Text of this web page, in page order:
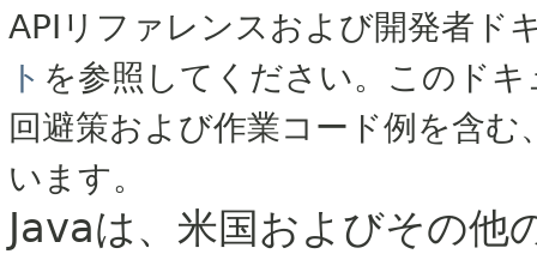
APIリファレンスおよび開発者ド
ト を参照してください。このド
回避策および作業コード例を含
います。
Javaは、米国およびその